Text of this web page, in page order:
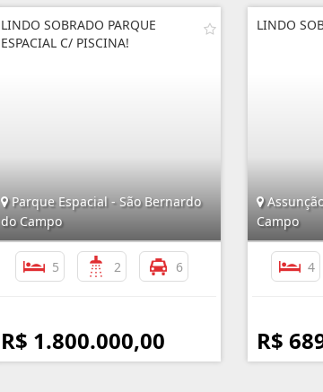
LINDO SOBRADO PARQUE
ESPACIAL C/ PISCINA!
Parque Espacial - São Bernardo
do Campo
5 2 6
R$ 1.800.000,00
LINDO
Campo
4
R$